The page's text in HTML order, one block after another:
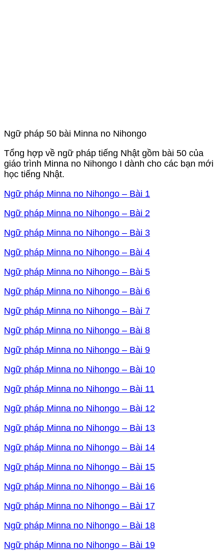
Ngữ pháp 50 bài Minna no Nihongo
Tổng hợp về ngữ pháp tiếng Nhật gồm bài 50 của
giáo trình Minna no Nihongo I dành cho các bạn mới
học tiếng Nhật.
Ngữ pháp Minna no Nihongo – Bài 1
Ngữ pháp Minna no Nihongo – Bài 2
Ngữ pháp Minna no Nihongo – Bài 3
Ngữ pháp Minna no Nihongo – Bài 4
Ngữ pháp Minna no Nihongo – Bài 5
Ngữ pháp Minna no Nihongo – Bài 6
Ngữ pháp Minna no Nihongo – Bài 7
Ngữ pháp Minna no Nihongo – Bài 8
Ngữ pháp Minna no Nihongo – Bài 9
Ngữ pháp Minna no Nihongo – Bài 10
Ngữ pháp Minna no Nihongo – Bài 11
Ngữ pháp Minna no Nihongo – Bài 12
Ngữ pháp Minna no Nihongo – Bài 13
Ngữ pháp Minna no Nihongo – Bài 14
Ngữ pháp Minna no Nihongo – Bài 15
Ngữ pháp Minna no Nihongo – Bài 16
Ngữ pháp Minna no Nihongo – Bài 17
Ngữ pháp Minna no Nihongo – Bài 18
Ngữ pháp Minna no Nihongo – Bài 19